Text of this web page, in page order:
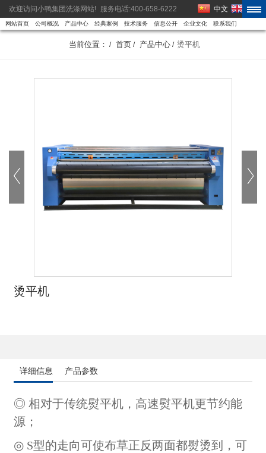
欢迎访问小鸭集团洗涤网站! 中文 EN
服务电话:400-658-6222
网站首页 公司概况 产品中心 经典案例 技术服务 信息公开 企业文化 联系我们
当前位置： / 首页 / 产品中心 / 烫平机
烫平机
详细信息 产品参数
◎ 相对于传统熨平机，高速熨平机更节约能
源；
◎ S型的走向可使布草正反两面都熨烫到，可